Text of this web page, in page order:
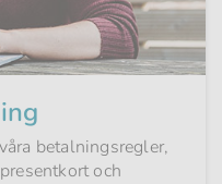
betalningsregler,
och